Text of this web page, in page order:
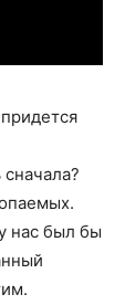
нас был бы